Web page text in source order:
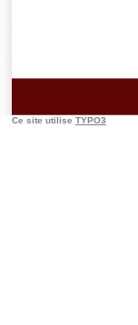
Ce site utilise TYPO3